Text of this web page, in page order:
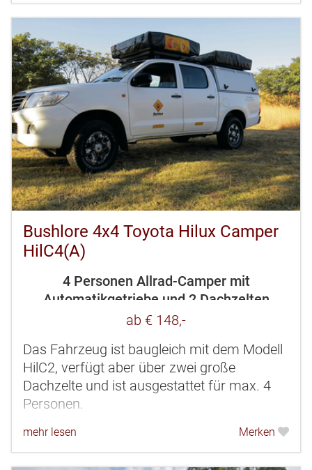
Bushlore 4x4 Toyota Hilux Camper
HilC4(A)
4 Personen Allrad-Camper mit
Automatikgetriebe und 2 Dachzelten
ab € 148,-
Das Fahrzeug ist baugleich mit dem Modell
HilC2, verfügt aber über zwei große
Dachzelte und ist ausgestattet für max. 4
Personen.
mehr lesen Merken